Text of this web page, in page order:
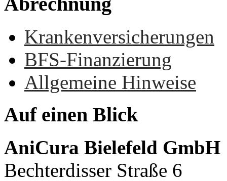
Krankenversicherungen
BFS-Finanzierung
Allgemeine Hinweise
Auf einen Blick
AniCura Bielefeld GmbH
Bechterdisser Straße 6